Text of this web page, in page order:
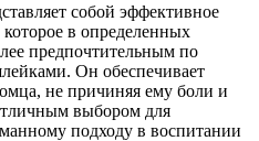
собой эффективное
которое в определенных
предпочтительным по
Он обеспечивает
не причиняя ему боли и
выбором для
подходу в воспитании